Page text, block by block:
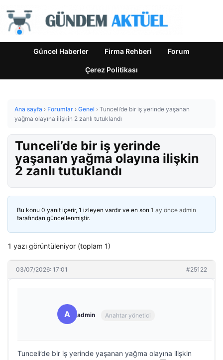
Güncel Haberler Firma Rehberi Forum
Çerez Politikası
Ana sayfa › Forumlar › Genel › Tunceli’de bir iş yerinde yaşanan
yağma olayına ilişkin 2 zanlı tutuklandı
Tunceli’de bir iş yerinde
yaşanan yağma olayına ilişkin
2 zanlı tutuklandı
Bu konu 0 yanıt içerir, 1 izleyen vardır ve en son 1 ay önce admin
tarafından güncellenmiştir.
1 yazı görüntüleniyor (toplam 1)
03/07/2026: 17:01 #25122
A admin Anahtar yönetici
Tunceli’de bir iş yerinde yaşanan yağma olayına ilişkin